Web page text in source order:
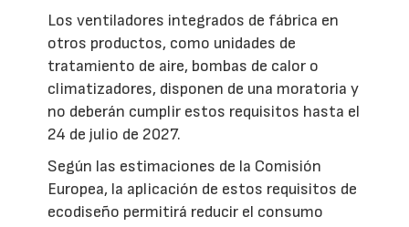
Los ventiladores integrados de fábrica en
otros productos, como unidades de
tratamiento de aire, bombas de calor o
climatizadores, disponen de una moratoria y
no deberán cumplir estos requisitos hasta el
24 de julio de 2027.
Según las estimaciones de la Comisión
Europea, la aplicación de estos requisitos de
ecodiseño permitirá reducir el consumo